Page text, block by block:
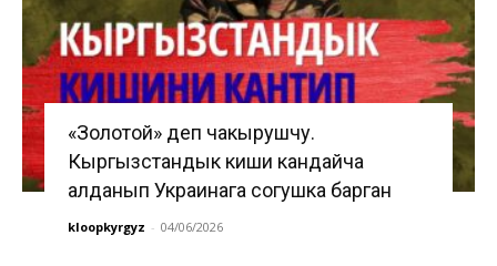
«Золотой» деп чакырушчу.
Кыргызстандык киши кандайча
алданып Украинага согушка барган
kloopkyrgyz - 04/06/2026